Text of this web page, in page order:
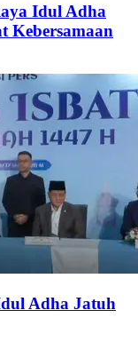
Idul Adha
Kebersamaan
Adha Jatuh